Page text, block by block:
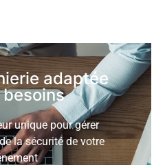
adaptée
unique pour gérer
la sécurité de votre